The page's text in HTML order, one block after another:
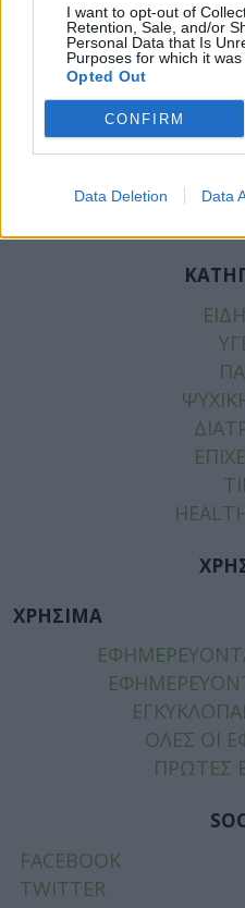
I want to opt-out of
Retention, Sale, and/or
Personal Data that Is
Purposes for which it was
Opted Out
CONFIRM
Data Deletion Data
Facebook
ΝΟΣΟΚΟΜΕΙΟ
PIVAC
ΧΡΗΣΙΜΑ
ΟΛΕΣ ΟΙ
ΠΡΩΤΕΣ
FACEBOOK
TWITTER